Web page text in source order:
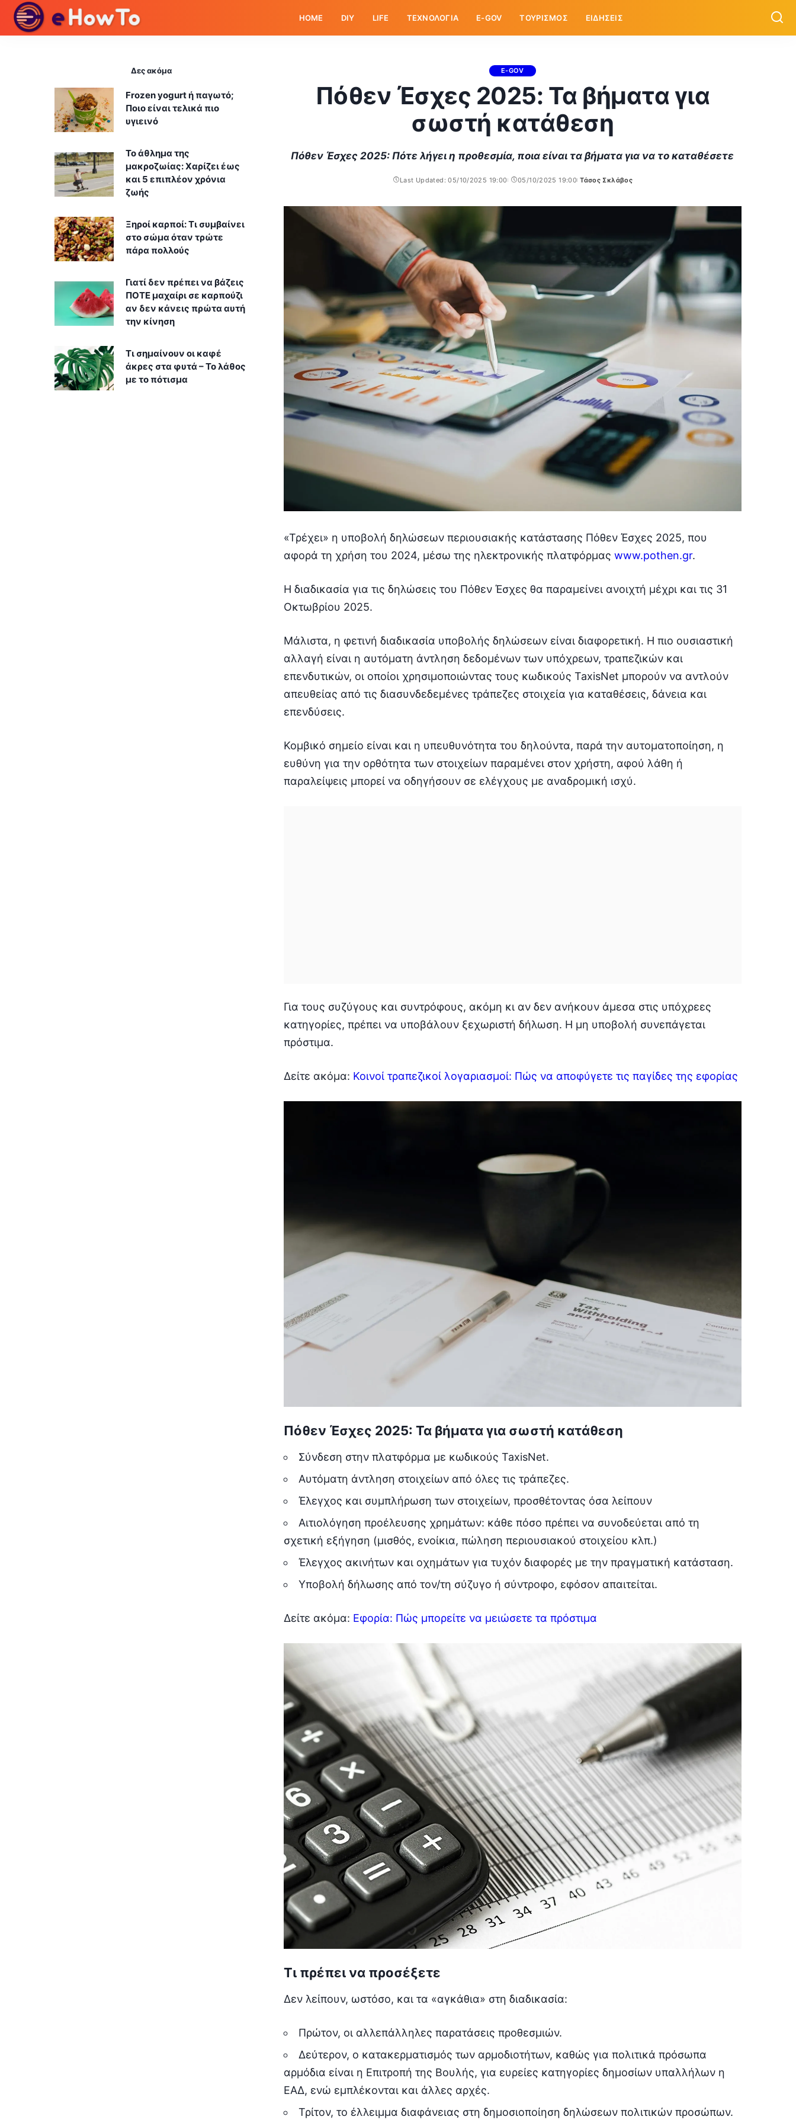
HOME DIY LIFE ΤΕΧΝΟΛΟΓΙΑ E-GOV ΤΟΥΡΙΣΜΟΣ ΕΙΔΗΣΕΙΣ
E-GOV
Πόθεν Έσχες 2025: Τα βήματα για
σωστή κατάθεση
Πόθεν Έσχες 2025: Πότε λήγει η προθεσμία, ποια είναι τα βήματα για να το καταθέσετε
Last Updated: 05/10/2025 19:00 05/10/2025 19:00
Posted
Τάσος Σκλάβος
«Τρέχει» η υποβολή δηλώσεων περιουσιακής κατάστασης Πόθεν Έσχες 2025, που
αφορά τη χρήση του 2024, μέσω της ηλεκτρονικής πλατφόρμας www.pothen.gr.
Η διαδικασία για τις δηλώσεις του Πόθεν Έσχες θα παραμείνει ανοιχτή μέχρι και τις 31
Οκτωβρίου 2025.
Μάλιστα, η φετινή διαδικασία υποβολής δηλώσεων είναι διαφορετική. Η πιο ουσιαστική
αλλαγή είναι η αυτόματη άντληση δεδομένων των υπόχρεων, τραπεζικών και
επενδυτικών, οι οποίοι χρησιμοποιώντας τους κωδικούς TaxisNet μπορούν να αντλούν
απευθείας από τις διασυνδεδεμένες τράπεζες στοιχεία για καταθέσεις, δάνεια και
επενδύσεις.
Κομβικό σημείο είναι και η υπευθυνότητα του δηλούντα, παρά την αυτοματοποίηση, η
ευθύνη για την ορθότητα των στοιχείων παραμένει στον χρήστη, αφού λάθη ή
παραλείψεις μπορεί να οδηγήσουν σε ελέγχους με αναδρομική ισχύ.
Για τους συζύγους και συντρόφους, ακόμη κι αν δεν ανήκουν άμεσα στις υπόχρεες
κατηγορίες, πρέπει να υποβάλουν ξεχωριστή δήλωση. Η μη υποβολή συνεπάγεται
πρόστιμα.
Δείτε ακόμα: Κοινοί τραπεζικοί λογαριασμοί: Πώς να αποφύγετε τις παγίδες της εφορίας
Πόθεν Έσχες 2025: Τα βήματα για σωστή κατάθεση
Σύνδεση στην πλατφόρμα με κωδικούς TaxisNet.
Αυτόματη άντληση στοιχείων από όλες τις τράπεζες.
Έλεγχος και συμπλήρωση των στοιχείων, προσθέτοντας όσα λείπουν
Αιτιολόγηση προέλευσης χρημάτων: κάθε πόσο πρέπει να συνοδεύεται από τη
σχετική εξήγηση (μισθός, ενοίκια, πώληση περιουσιακού στοιχείου κλπ.)
Έλεγχος ακινήτων και οχημάτων για τυχόν διαφορές με την πραγματική κατάσταση.
Υποβολή δήλωσης από τον/τη σύζυγο ή σύντροφο, εφόσον απαιτείται.
Δείτε ακόμα: Εφορία: Πώς μπορείτε να μειώσετε τα πρόστιμα
Τι πρέπει να προσέξετε
Δεν λείπουν, ωστόσο, και τα «αγκάθια» στη διαδικασία:
Πρώτον, οι αλλεπάλληλες παρατάσεις προθεσμιών.
Δεύτερον, ο κατακερματισμός των αρμοδιοτήτων, καθώς για πολιτικά πρόσωπα
αρμόδια είναι η Επιτροπή της Βουλής, για ευρείες κατηγορίες δημοσίων υπαλλήλων η
ΕΑΔ, ενώ εμπλέκονται και άλλες αρχές.
Τρίτον, το έλλειμμα διαφάνειας στη δημοσιοποίηση δηλώσεων πολιτικών προσώπων.
Δες ακόμα
Frozen yogurt ή παγωτό;
Ποιο είναι τελικά πιο
υγιεινό
Το άθλημα της
μακροζωίας: Χαρίζει έως
και 5 επιπλέον χρόνια
ζωής
Ξηροί καρποί: Τι συμβαίνει
στο σώμα όταν τρώτε
πάρα πολλούς
Γιατί δεν πρέπει να βάζεις
ΠΟΤΕ μαχαίρι σε καρπούζι
αν δεν κάνεις πρώτα αυτή
την κίνηση
Τι σημαίνουν οι καφέ
άκρες στα φυτά – Το λάθος
με το πότισμα